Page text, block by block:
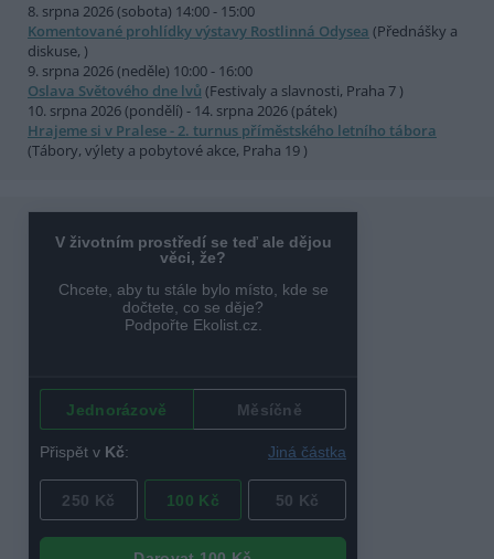
8. srpna 2026 (sobota) 14:00 - 15:00
Komentované prohlídky výstavy Rostlinná Odysea (Přednášky a
diskuse, )
9. srpna 2026 (neděle) 10:00 - 16:00
Oslava Světového dne lvů (Festivaly a slavnosti, Praha 7 )
10. srpna 2026 (pondělí) - 14. srpna 2026 (pátek)
Hrajeme si v Pralese - 2. turnus příměstského letního tábora
(Tábory, výlety a pobytové akce, Praha 19 )